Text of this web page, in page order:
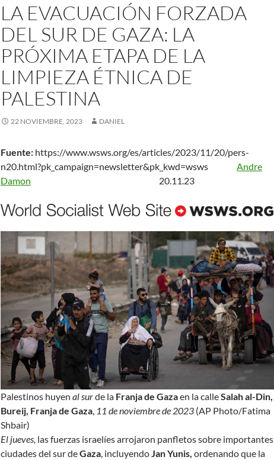
LA EVACUACIÓN FORZADA
DEL SUR DE GAZA: LA
PRÓXIMA ETAPA DE LA
LIMPIEZA ÉTNICA DE
PALESTINA
22 NOVIEMBRE, 2023 DANIEL
Fuente: https://www.wsws.org/es/articles/2023/11/20/pers-
n20.html?pk_campaign=newsletter&pk_kwd=wsws Andre
Damon 20.11.23
Palestinos huyen al surde la Franja de Gazaen la calleSalah al-Din,
Bureij, Franja de Gaza, 11 de noviembre de 2023 (AP Photo/Fatima
Shbair)
El jueves, las fuerzas israelíes arrojaron panfletos sobre importantes
ciudades del sur deGaza, incluyendoJan Yunis, ordenando que la